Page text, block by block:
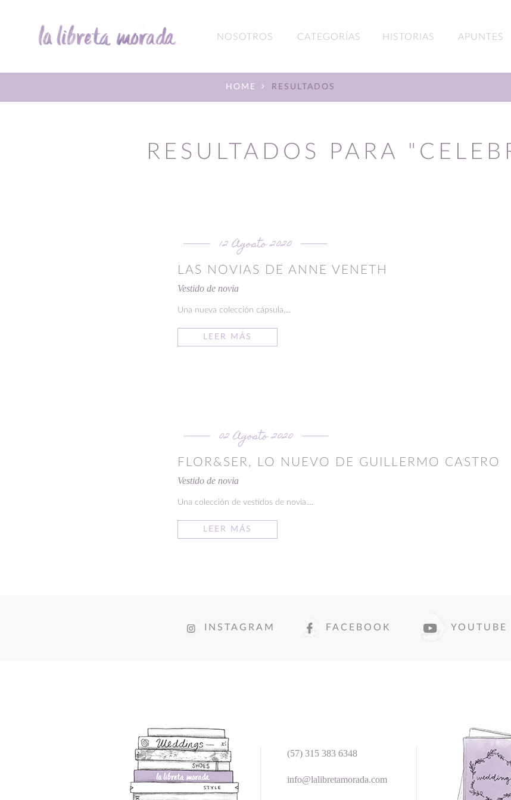
NOSOTROS CATEGORÍAS HISTORIAS APUNTES
HOME RESULTADOS
RESULTADOS PARA
12 Agosto 2020
LAS NOVIAS DE ANNE VENETH
Vestido de novia
Una nueva colección cápsula....
LEER MÁS
02 Agosto 2020
FLOR&SER, LO NUEVO DE GUILLERMO CASTRO
Vestido de novia
Una colección de vestidos de novia....
LEER MÁS
INSTAGRAM FACEBOOK YOUTUBE
(57) 315 383 6348
info@lalibretamorada.com